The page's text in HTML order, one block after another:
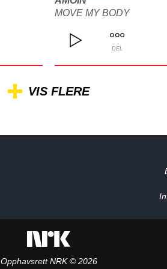
MOVE MY BODY
DEL
VIS FLERE
Opphavsrett NRK © 2026